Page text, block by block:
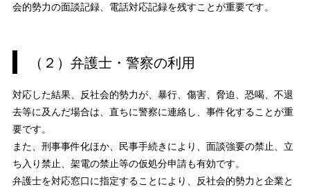
会的勢力の面談記録、電話対応記録を残すことが重要です。
（２）弁護士・警察の利用
対応した結果、反社会的勢力が、暴行、傷害、脅迫、恐喝、不退
去等に及んだ場合は、直ちに警察に連絡し、事件化することが重
要です。
また、刑事事件化ほか、民事手続きにより、面談強要の禁止、立
ち入り禁止、架電の禁止等の仮処分申請も有効です。
弁護士を対応窓口に指定することにより、反社会的勢力と企業と